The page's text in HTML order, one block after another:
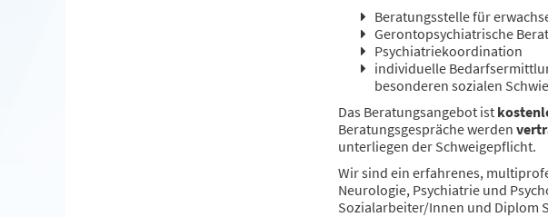
Beratungsstelle für
Gerontopsychiatrische
Psychiatriekoordination
individuelle
besonderen sozialen
Das Beratungsangebot ist
Beratungsgespräche werden
unterliegen der Schweigepflicht.
Wir sind ein erfahrenes,
Neurologie, Psychiatrie und
Sozialarbeiter/Innen und Diplom